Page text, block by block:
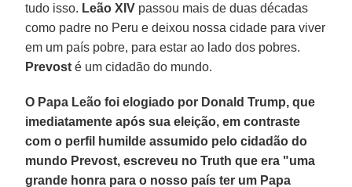
tudo isso. Leão XIV passou mais de duas décadas
como padre no Peru e deixou nossa cidade para viver
em um país pobre, para estar ao lado dos pobres.
Prevost é um cidadão do mundo.
O Papa Leão foi elogiado por Donald Trump, que
imediatamente após sua eleição, em contraste
com o perfil humilde assumido pelo cidadão do
mundo Prevost, escreveu no Truth que era "uma
grande honra para o nosso país ter um Papa